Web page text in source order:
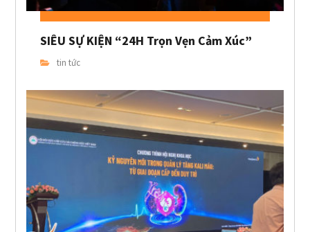
SIÊU SỰ KIỆN “24H Trọn Vẹn Cảm Xúc”
tin tức